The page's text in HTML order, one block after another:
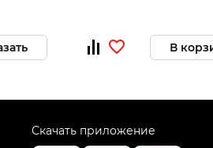
В
Скачать приложение